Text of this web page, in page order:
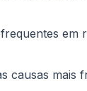
em
causas mais